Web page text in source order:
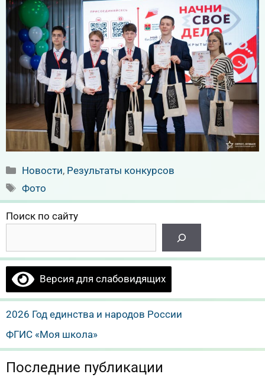
Рубрики
Новости, Результаты конкурсов
Метки
Фото
Поиск по сайту
Версия для слабовидящих
2026 Год единства и народов России
ФГИС «Моя школа»
Последние публикации